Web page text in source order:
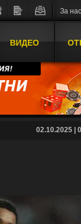
За нас
ВИДЕО
02.10.2025 |